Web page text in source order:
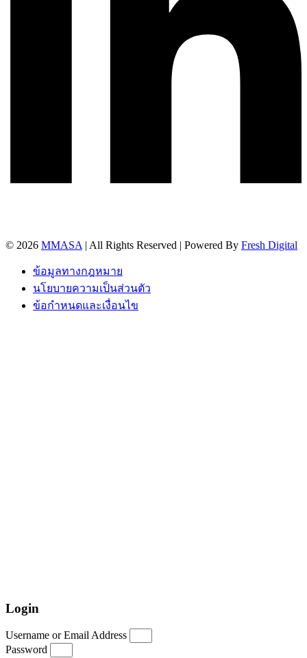
© 2026 MMASA | All Rights Reserved | Powered By Fresh Digital
ข้อมูลทางกฎหมาย
นโยบายความเป็นส่วนตัว
ข้อกำหนดและเงื่อนไข
Login
Username or Email Address
Password